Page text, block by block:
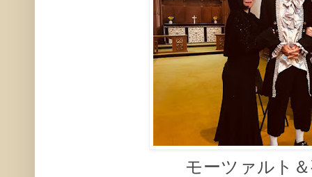
モーツァルト